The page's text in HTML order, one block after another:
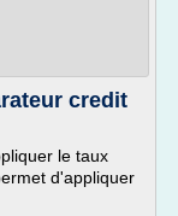
credit
le taux
d'appliquer